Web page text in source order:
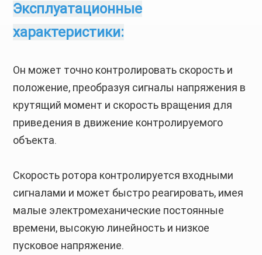
Эксплуатационные
характеристики:
Он может точно контролировать скорость и
положение, преобразуя сигналы напряжения в
крутящий момент и скорость вращения для
приведения в движение контролируемого
объекта.
Скорость ротора контролируется входными
сигналами и может быстро реагировать, имея
малые электромеханические постоянные
времени, высокую линейность и низкое
пусковое напряжение.